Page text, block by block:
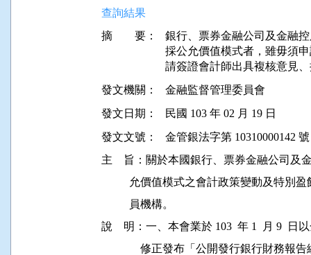
查詢結果
摘 要：
銀行、票券金融公司及金融
採公允價值模式者，雖毋須
發文機關：
金融監督管理委員會
發文日期：
民國 103 年 02 月 19 日
發文文號：
金管銀法字第 10310000142
主    旨：關於本國銀行、票券金融公司及
允價值模式之會計政策變動及特
          員機構。
說    明：一、本會業於 103  年 1  月 9  日
修正發布「公開發行銀行財務